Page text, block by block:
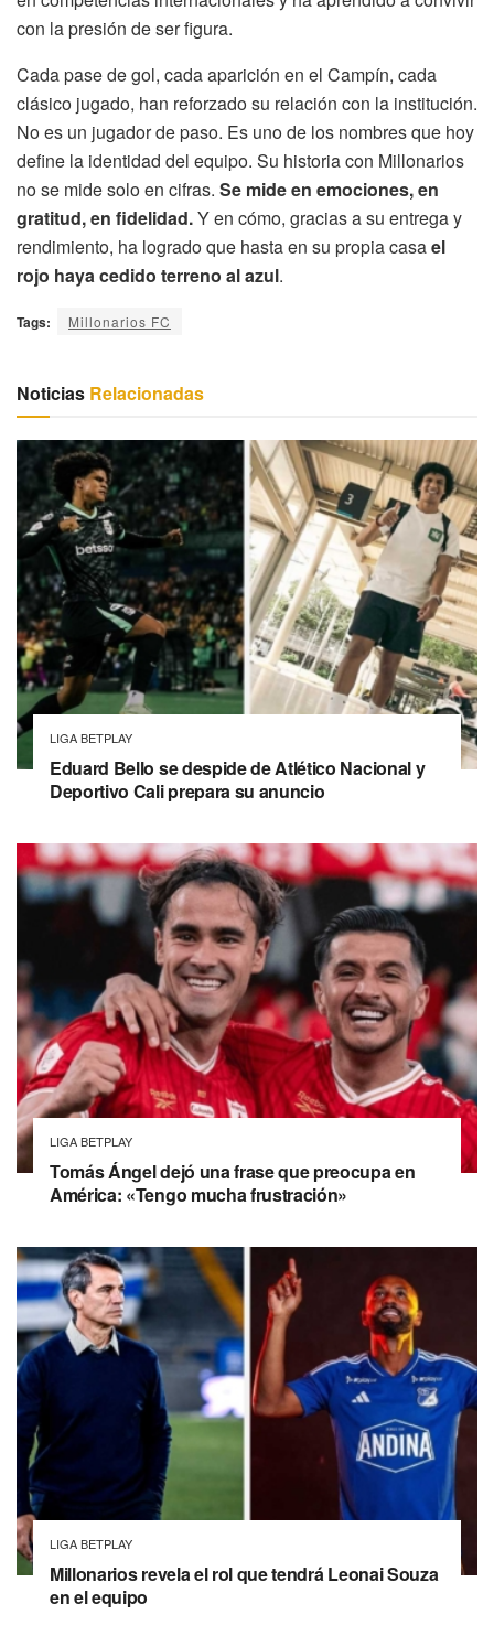
con la presión de ser figura.
Cada pase de gol, cada aparición en el Campín, cada
clásico jugado, han reforzado su relación con la institución.
No es un jugador de paso. Es uno de los nombres que hoy
define la identidad del equipo. Su historia con Millonarios
no se mide solo en cifras. Se mide en emociones, en
gratitud, en fidelidad.Y en cómo, gracias a su entrega y
rendimiento, ha logrado que hasta en su propia casael
rojo haya cedido terreno al azul.
Tags: Millonarios FC
Noticias Relacionadas
LIGA BETPLAY
Eduard Bello se despide de Atlético Nacional y
Deportivo Cali prepara su anuncio
LIGA BETPLAY
Tomás Ángel dejó una frase que preocupa en
América: «Tengo mucha frustración»
LIGA BETPLAY
Millonarios revela el rol que tendrá Leonai Souza
en el equipo